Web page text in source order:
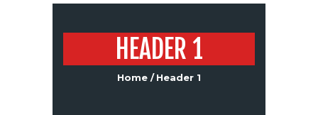
HEADER 1
Home Header 1